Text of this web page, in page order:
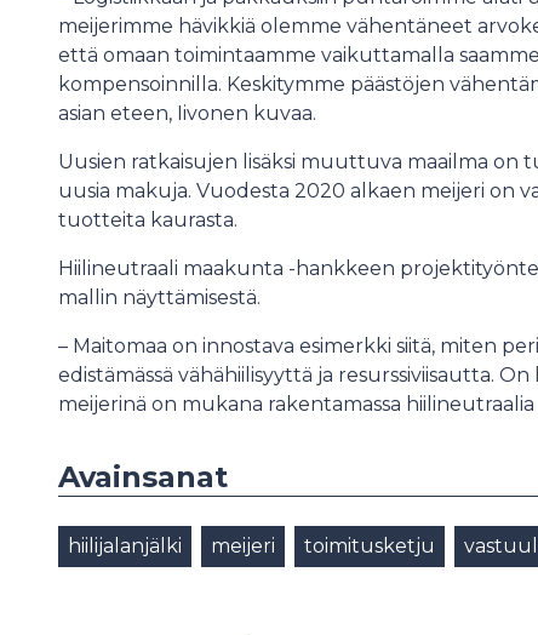
meijerimme hävikkiä olemme vähentäneet
että omaan toimintaamme vaikuttamalla
kompensoinnilla. Keskitymme päästöjen
asian eteen, Iivonen kuvaa.
Uusien ratkaisujen lisäksi muuttuva maailma on
uusia makuja. Vuodesta 2020 alkaen meijeri on
tuotteita kaurasta.
Hiilineutraali maakunta -hankkeen
mallin näyttämisestä.
– Maitomaa on innostava esimerkki siitä, miten
edistämässä vähähiilisyyttä ja resurssiviisautta.
meijerinä on mukana rakentamassa
Avainsanat
hiilijalanjälki meijeri toimitusketju